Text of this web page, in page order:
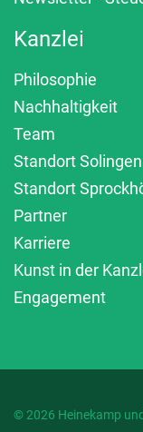
Kanzlei
Philosophie
Nachhaltigkeit
Team
Standort Solingen
Standort
Partner
Karriere
Kunst in der
Engagement
© 2026 Heinekamp